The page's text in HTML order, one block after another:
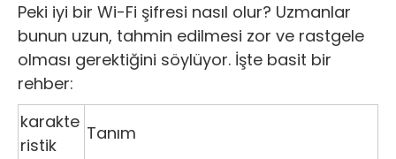
Peki iyi bir Wi-Fi şifresi nasıl olur? Uzmanlar
bunun uzun, tahmin edilmesi zor ve rastgele
olması gerektiğini söylüyor. İşte basit bir
rehber:
karakte
ristik
Tanım